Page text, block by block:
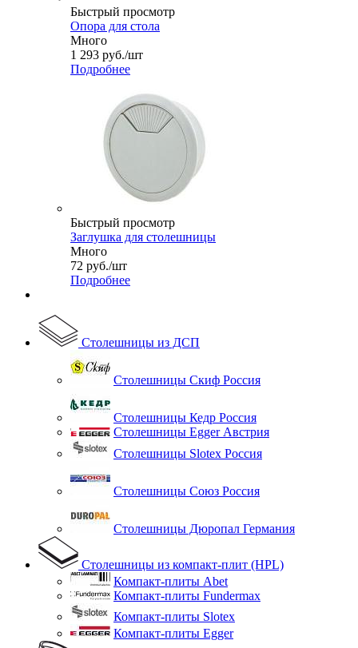
Быстрый просмотр
Опора для стола
Много
1 293 руб./шт
Подробнее
Быстрый просмотр
Заглушка для столешницы
Много
72 руб./шт
Подробнее
Столешницы из ДСП
Столешницы Скиф Россия
Столешницы Кедр Россия
Столешницы Egger Австрия
Столешницы Slotex Россия
Столешницы Союз Россия
Столешницы Дюропал Германия
Столешницы из компакт-плит (HPL)
Компакт-плиты Abet
Компакт-плиты Fundermax
Компакт-плиты Slotex
Компакт-плиты Egger